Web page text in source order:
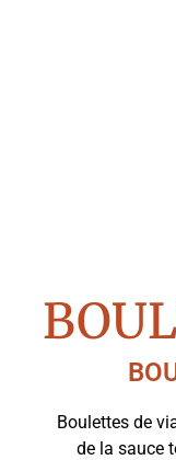
Boulettes de
de la sauce